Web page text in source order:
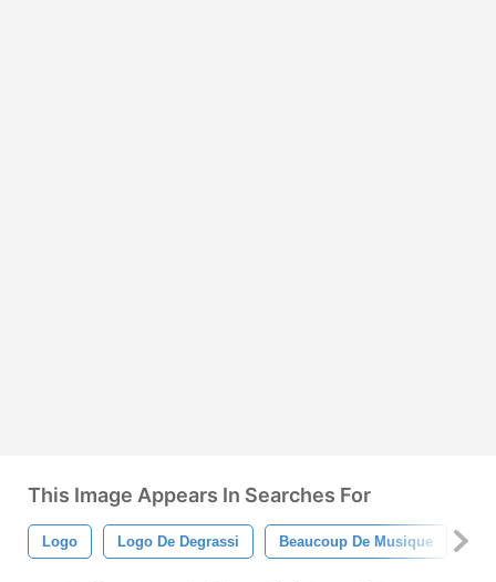
This Image Appears In Searches For
Logo Logo De Degrassi Beaucoup De Musique